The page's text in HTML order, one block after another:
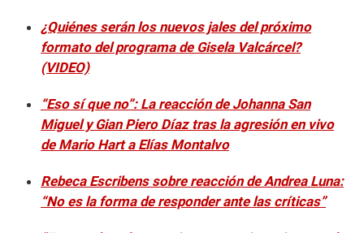
¿Quiénes serán los nuevos jales del próximo
formato del programa de Gisela Valcárcel?
(VIDEO)
“Eso sí que no”: La reacción de Johanna San
Miguel y Gian Piero Díaz tras la agresión en vivo
de Mario Hart a Elías Montalvo
Rebeca Escribens sobre reacción de Andrea Luna:
“No es la forma de responder ante las críticas”